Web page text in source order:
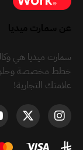
سمارت ميديا هي
خطط مخصصة وحلول
علامتك التجارية!